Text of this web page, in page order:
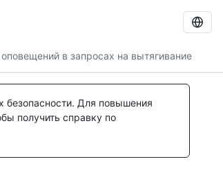
в запросах на вытягивание
безопасности. Для повышения
получить справку по